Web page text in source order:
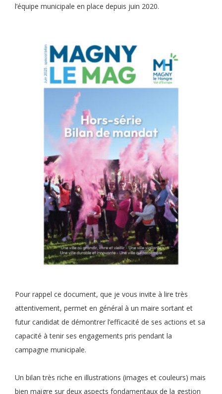
l’équipe municipale en place depuis juin 2020.
Pour rappel ce document, que je vous invite à lire très
attentivement, permet en général à un maire sortant et
futur candidat de démontrer l’efficacité de ses actions et sa
capacité à tenir ses engagements pris pendant la
campagne municipale.
Un bilan très riche en illustrations (images et couleurs) mais
bien maigre sur deux aspects fondamentaux de la gestion